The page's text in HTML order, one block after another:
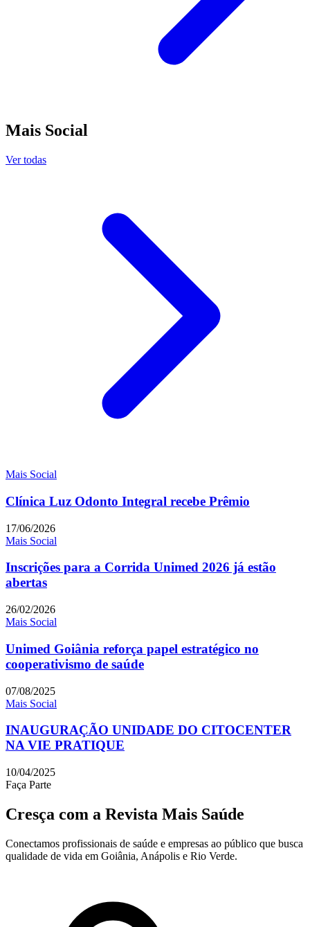
Mais Social
Ver todas
Mais Social
Clínica Luz Odonto Integral recebe Prêmio
17/06/2026
Mais Social
Inscrições para a Corrida Unimed 2026 já estão
abertas
26/02/2026
Mais Social
Unimed Goiânia reforça papel estratégico no
cooperativismo de saúde
07/08/2025
Mais Social
INAUGURAÇÃO UNIDADE DO CITOCENTER
NA VIE PRATIQUE
10/04/2025
Faça Parte
Cresça com a Revista Mais Saúde
Conectamos profissionais de saúde e empresas ao público que busca
qualidade de vida em Goiânia, Anápolis e Rio Verde.